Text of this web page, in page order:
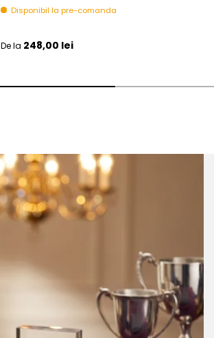
Disponibil la pre-comanda
Pret initial
De la 248,00 lei